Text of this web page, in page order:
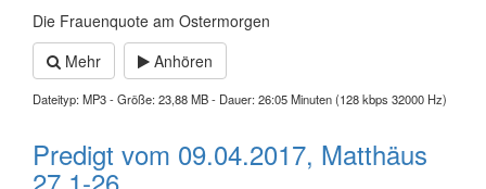
Die Frauenquote am Ostermorgen
Mehr
Anhören
Dateityp: MP3 - Größe: 23,88 MB - Dauer: 26:05 Minuten (128 kbps 32000 Hz)
Predigt vom 09.04.2017, Matthäus